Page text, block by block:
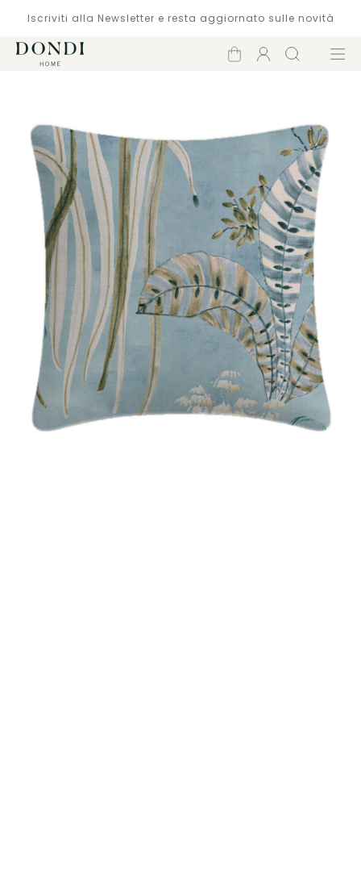
Iscriviti alla Newsletter e resta aggiornato sulle novità
Carrello
Account
Cerca Menù